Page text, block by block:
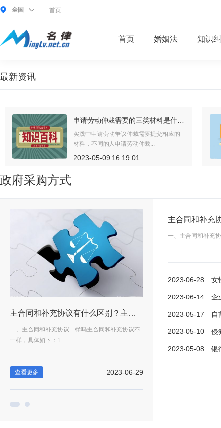
全国 首页
首页 婚姻法 知识
最新资讯
实践中申请劳动争议仲裁需要提交相应的
材料，不同的人申请劳动仲裁...
2023-05-09 16:19:01
政府采购方式
主合同和补充协议有什么区别？主合同无效补充协议的内容可独立履行吗？_速讯
一、主合同和补充协议一样吗主合同和补充协议不
一样，具体如下：1
查看更多 2023-06-29
女性员工必须享受的假有哪
一、主合同和补充
2023-06-28 女性员
2023-06-14 企业
2023-05-17 自首
2023-05-10 侵犯隐
2023-05-08 银行贷